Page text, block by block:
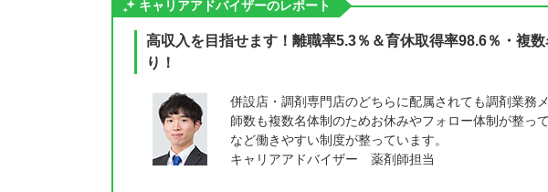
キャリアアドバイザーのレポート
高収入を目指せます！離職率5.3％＆育休取得率98.6％・複
り！
併設店・調剤専門店のどちらに配属されても調剤業務
師数も複数名体制のためお休みやフォロー体制が整っ
など働きやすい制度が整っています。
キャリアアドバイザー 薬剤師担当